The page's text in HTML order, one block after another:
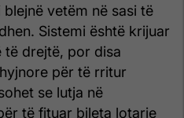
blejnë vetëm në sasi të
Sistemi është krijuar
të drejtë, por disa
për të rritur
se lutja në
të fituar bileta lotarie